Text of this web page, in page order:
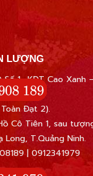
LƯỢNG
1- KĐT Cao Xanh
Ninh
Đạt 2).
Cô Tiên 1, sau
Long, T.Quảng Ninh.
| 0912341979